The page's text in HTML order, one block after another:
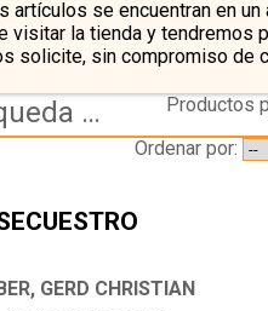
artículos se encuentran en un
visitar la tienda y tendremos
solicite, sin compromiso de
Resultado de la búsqueda de autor seeber,-gerd-christian
Productos
Ordenar por:
GERD CHRISTIAN